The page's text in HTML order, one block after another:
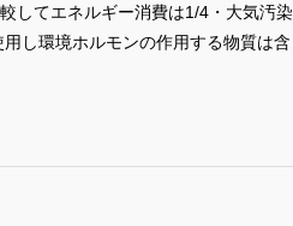
してエネルギー消費は1/4・大気汚染
し環境ホルモンの作用する物質は含